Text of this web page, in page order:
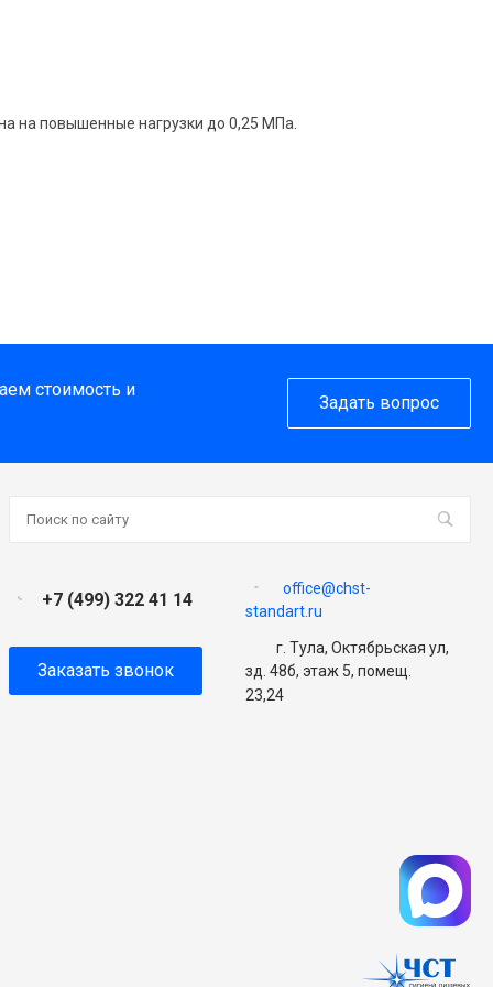
на повышенные нагрузки до 0,25 МПa.
стоимость и
Задать вопрос
+7 (499) 322 41 14
office@chst-
standart.ru
Заказать звонок
г. Тула, Октябрьская ул,
зд. 48б, этаж 5, помещ.
23,24